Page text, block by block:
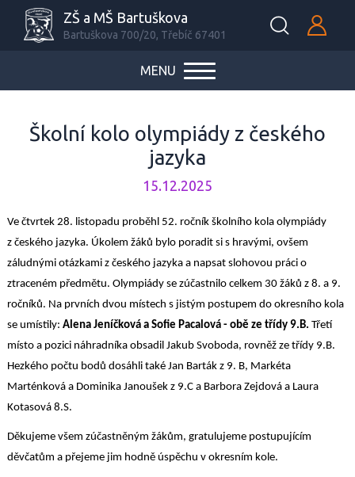
ZŠ a MŠ Bartuškova
Bartuškova 700/20, Třebíč 67401
MENU
Školní kolo olympiády z českého
jazyka
15.12.2025
Ve čtvrtek 28. listopadu proběhl52. ročníkškolního kola olympiády
z českého jazyka. Úkolem žáků bylo poradit si s hravými, ovšem
záludnými otázkami z českého jazykaa napsat slohovou práci o
ztraceném předmětu. Olympiády se zúčastnilo celkem 30 žáků z 8. a 9.
ročníků. Na prvních dvou místech s jistým postupem do okresního kola
se umístily: Alena Jeníčková a Sofie Pacalová- obě ze třídy9.B. Třetí
místo a pozici náhradníka obsadil Jakub Svoboda, rovněž ze třídy 9.B.
Hezkéhopočtu bodů dosáhli také Jan Barták z 9. B, Markéta
Marténkováa Dominika Janoušek z 9.C a Barbora Zejdová a Laura
Kotasová 8.S.
Děkujeme všem zúčastněným žákům, gratulujeme postupujícím
děvčatům a přejeme jim hodně úspěchu v okresním kole.